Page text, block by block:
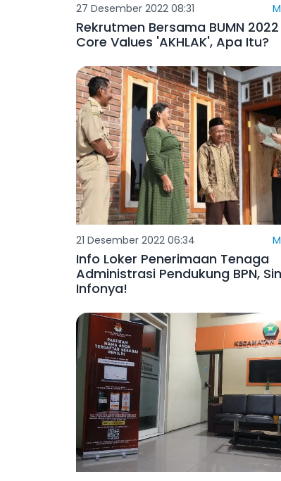
27 Desember 2022 08:31
Rekrutmen Bersama BUMN
Core Values 'AKHLAK', Apa Itu?
21 Desember 2022 06:34
Info Loker Penerimaan Tenaga
Administrasi Pendukung BPN,
Infonya!